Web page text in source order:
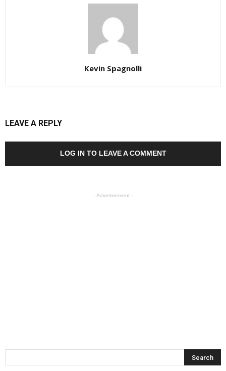
Kevin Spagnolli
LEAVE A REPLY
LOG IN TO LEAVE A COMMENT
- Advertisement -